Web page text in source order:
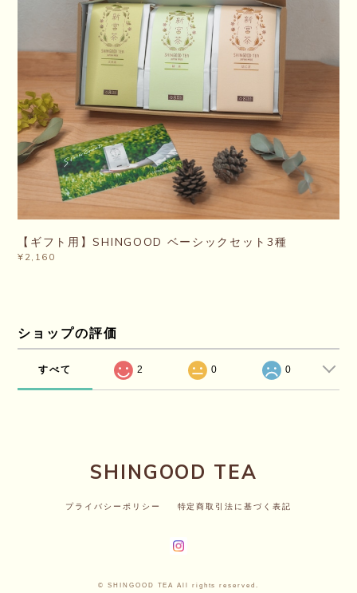
【ギフト用】SHINGOOD ベーシックセット3種
¥2,160
ショップの評価
すべて 2 0 0
SHINGOOD TEA
プライバシーポリシー 特定商取引法に基づく表記
© SHINGOOD TEA All rights reserved.